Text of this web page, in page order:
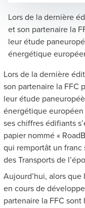
Lors de la dernière
et son partenaire la
leur étude
énergétique
Lors de la dernière
son partenaire la FFC
leur étude
énergétique européen
ses chiffres édifiants
papier nommé «
qui remportât un
des Transports de
Aujourd’hui, alors
en cours de
partenaire la FFC